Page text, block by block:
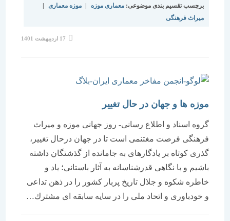
برچسب تقسیم بندی موضوعی:معماری موزه | موزه معماری
|
میراث فرهنگی
موزه ها و جهان در حال تغییر
گروه اسناد و اطلاع رسانی- روز جهانی موزه و میراث
فرهنگی فرصت مغتنمی است تا در جهان درحال تغییر،
گذری كوتاه بر یادگارهای به جامانده از گذشتگان داشته
باشیم و با نگاهی قدرشناسانه به آثار باستانی؛ یاد و
خاطره شكوه و جلال تاریخ پربار كشور را در ذهن تداعی
و خودباوری و اتحاد ملی را در سایه سابقه ای مشترك…